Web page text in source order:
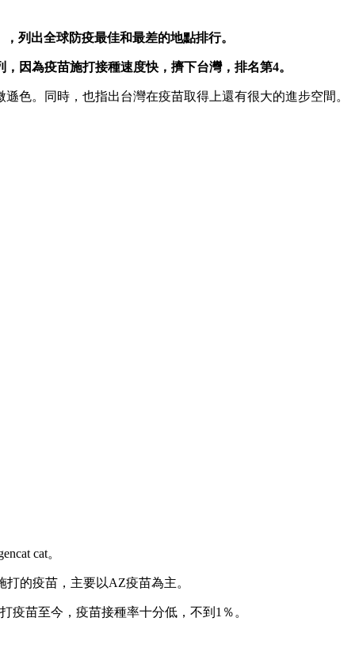
列出全球防疫最佳和最差的地點排行。
因為疫苗施打接種速度快，擠下台灣，排名第4。
色。同時，也指出台灣在疫苗取得上還有很大的進步空間。
cat。
的疫苗，主要以AZ疫苗為主。
苗至今，疫苗接種率十分低，不到1％。